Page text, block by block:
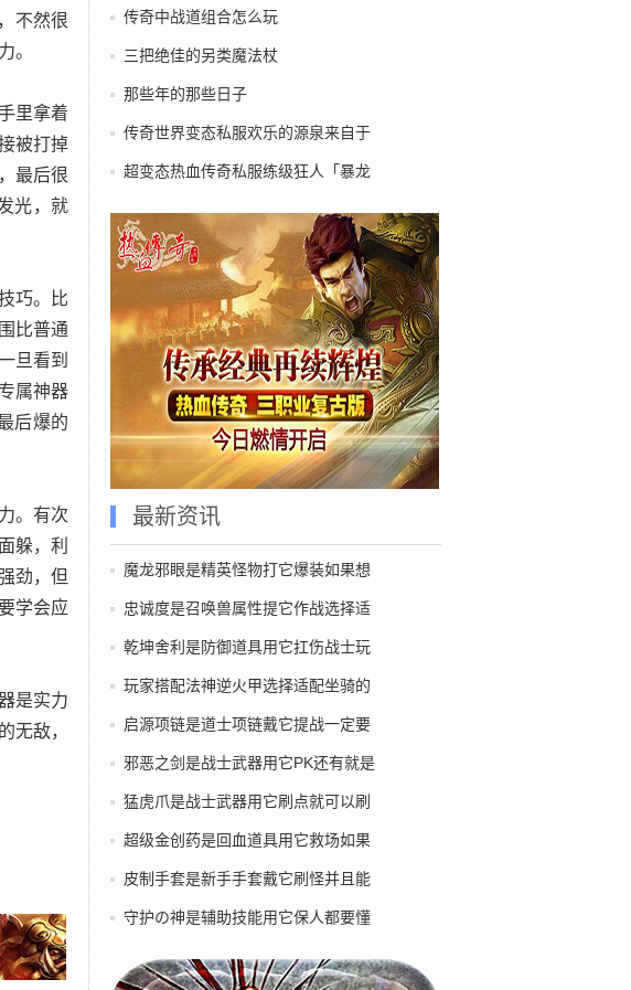
不然很
。
里拿着
被打掉
最后很
光，就
巧。比
比普通
旦看到
属神器
后爆的
。有次
躲，利
劲，但
学会应
是实力
无敌，
传奇中战道组合怎么玩
三把绝佳的另类魔法杖
那些年的那些日子
传奇世界变态私服欢乐的源泉来自于
超变态热血传奇私服练级狂人「暴龙
最新资讯
魔龙邪眼是精英怪物打它爆装如果想
忠诚度是召唤兽属性提它作战选择适
乾坤舍利是防御道具用它扛伤战士玩
玩家搭配法神逆火甲选择适配坐骑的
启源项链是道士项链戴它提战一定要
邪恶之剑是战士武器用它PK还有就是
猛虎爪是战士武器用它刷点就可以刷
超级金创药是回血道具用它救场如果
皮制手套是新手手套戴它刷怪并且能
守护の神是辅助技能用它保人都要懂